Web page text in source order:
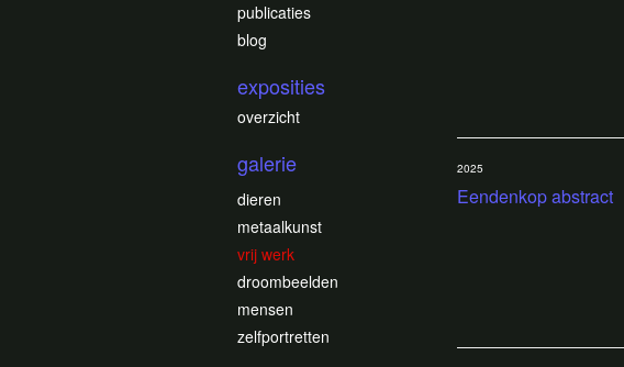
Eendenkop abstract
2025
publicaties
blog
exposities
overzicht
galerie
dieren
metaalkunst
vrij werk
droombeelden
mensen
zelfportretten